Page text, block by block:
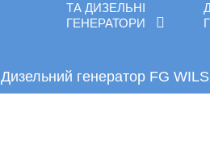
ТА ДИЗЕЛЬНІ
ГЕНЕРАТОРИ
Дизельний генератор FG